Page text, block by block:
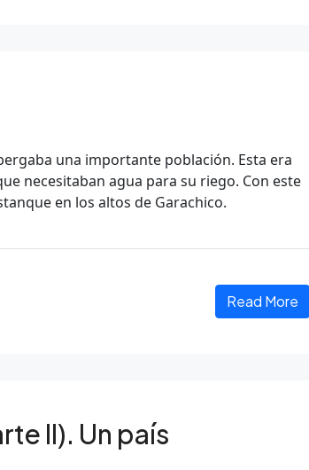
una importante población. Esta era
necesitaban agua para su riego. Con este
en los altos de Garachico.
Read More
II). Un país